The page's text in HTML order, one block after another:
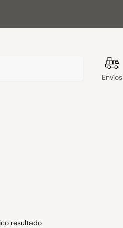
Envíos
resultado